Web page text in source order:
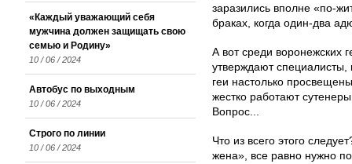
заразились вполне «по-
браках, когда один-два
А вот среди воронежских
утверждают
геи настолько
жестко работают
Вопрос...
Что из всего этого
жена», все равно нужно
«Каждый уважающий себя
мужчина должен защищать свою
семью и Родину»
10 / 06 / 2024
Автобус по выходным
10 / 06 / 2024
Строго по линии
10 / 06 / 2024